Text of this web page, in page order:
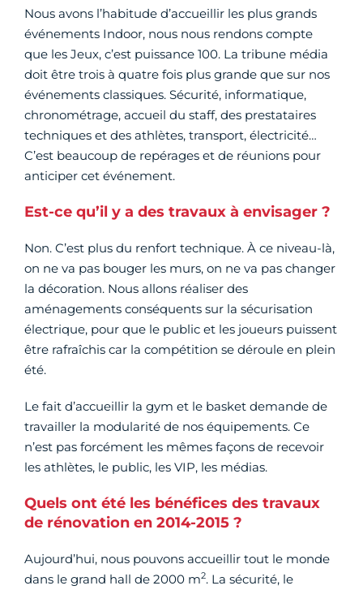
Nous avons l’habitude d’accueillir les plus grands
événements Indoor, nous nous rendons compte
que les Jeux, c’est puissance 100. La tribune média
doit être trois à quatre fois plus grande que sur nos
événements classiques. Sécurité, informatique,
chronométrage, accueil du staff, des prestataires
techniques et des athlètes, transport, électricité…
C’est beaucoup de repérages et de réunions pour
anticiper cet événement.
Est-ce qu’il y a des travaux à envisager ?
Non. C’est plus du renfort technique. À ce niveau-là,
on ne va pas bouger les murs, on ne va pas changer
la décoration. Nous allons réaliser des
aménagements conséquents sur la sécurisation
électrique, pour que le public et les joueurs puissent
être rafraîchis car la compétition se déroule en plein
été.
Le fait d’accueillir la gym et le basket demande de
travailler la modularité de nos équipements. Ce
n’est pas forcément les mêmes façons de recevoir
les athlètes, le public, les VIP, les médias.
Quels ont été les bénéfices des travaux
de rénovation en 2014-2015 ?
Aujourd’hui, nous pouvons accueillir tout le monde
dans le grand hall de 2000 m2. La sécurité, le